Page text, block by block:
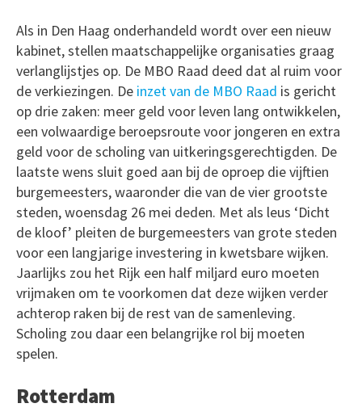
Als in Den Haag onderhandeld wordt over een nieuw
kabinet, stellen maatschappelijke organisaties graag
verlanglijstjes op. De MBO Raad deed dat al ruim voor
de verkiezingen. De inzet van de MBO Raad is gericht
op drie zaken: meer geld voor leven lang ontwikkelen,
een volwaardige beroepsroute voor jongeren en extra
geld voor de scholing van uitkeringsgerechtigden. De
laatste wens sluit goed aan bij de oproep die vijftien
burgemeesters, waaronder die van de vier grootste
steden, woensdag 26 mei deden. Met als leus ‘Dicht
de kloof’ pleiten de burgemeesters van grote steden
voor een langjarige investering in kwetsbare wijken.
Jaarlijks zou het Rijk een half miljard euro moeten
vrijmaken om te voorkomen dat deze wijken verder
achterop raken bij de rest van de samenleving.
Scholing zou daar een belangrijke rol bij moeten
spelen.
Rotterdam